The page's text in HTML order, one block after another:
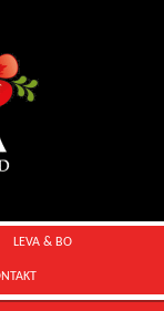
LEVA & BO